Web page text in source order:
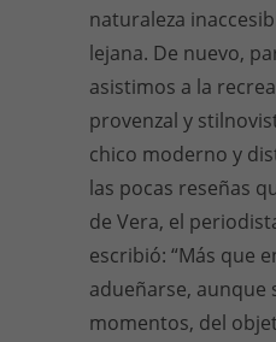
naturaleza
lejana. De nuevo,
asistimos a la
provenzal y
chico moderno y
las pocas reseñas
de Vera, el
escribió: “Más que
adueñarse, aunque
momentos, del